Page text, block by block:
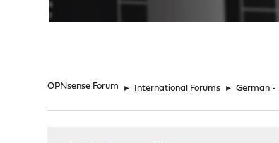
OPNsense Forum ► International Forums ► German -